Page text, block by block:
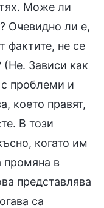
тях. Може ли
Очевидно ли е,
фактите, не се
(Не. Зависи как
с проблеми и
което правят,
В този
когато им
промяна в
представлява
са